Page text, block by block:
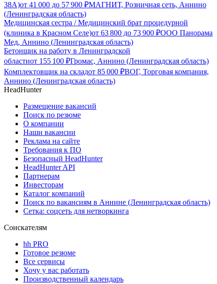
38А)от 41 000 до 57 900 ₽МАГНИТ, Розничная сеть, Аннино
(Ленинградская область)
Медицинская сестра / Медицинский брат процедурной
(клиника в Красном Селе)от 63 800 до 73 900 ₽ООО Панорама
Мед, Аннино (Ленинградская область)
Бетонщик на работу в Ленинградской
областиот 155 100 ₽Громас, Аннино (Ленинградская область)
Комплектовщик на складот 85 000 ₽ВОГ, Торговая компания,
Аннино (Ленинградская область)
HeadHunter
Размещение вакансий
Поиск по резюме
О компании
Наши вакансии
Реклама на сайте
Требования к ПО
Безопасный HeadHunter
HeadHunter API
Партнерам
Инвесторам
Каталог компаний
Поиск по вакансиям в Аннине (Ленинградская область)
Сетка: соцсеть для нетворкинга
Соискателям
hh PRO
Готовое резюме
Все сервисы
Хочу у вас работать
Производственный календарь